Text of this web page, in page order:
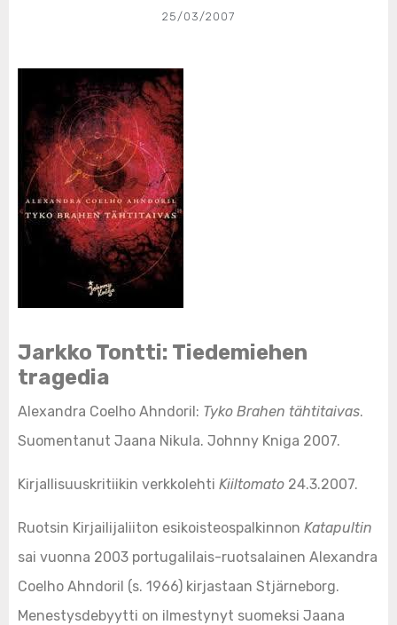
25/03/2007
Jarkko Tontti: Tiedemiehen
tragedia
Alexandra Coelho Ahndoril: Tyko Brahen tähtitaivas.
Suomentanut Jaana Nikula. Johnny Kniga 2007.
Kirjallisuuskritiikin verkkolehti Kiiltomato 24.3.2007.
Ruotsin Kirjailijaliiton esikoisteospalkinnon Katapultin
sai vuonna 2003 portugalilais-ruotsalainen Alexandra
Coelho Ahndoril (s. 1966) kirjastaan Stjärneborg.
Menestysdebyytti on ilmestynyt suomeksi Jaana